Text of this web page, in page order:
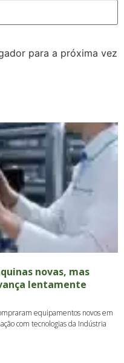
para a próxima vez
novas, mas
lentamente
equipamentos novos em
com tecnologias da Indústria